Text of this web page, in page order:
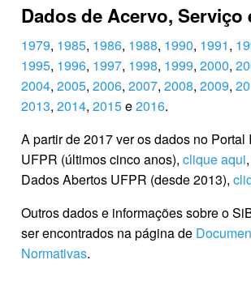
Dados de Acervo, Serviço
1979, 1985, 1986, 1988, 1990, 1991,
1995, 1996, 1997, 1998, 1999, 2000,
2004, 2005, 2006, 2007, 2008, 2009,
2013, 2014, 2015e2016.
A partir de 2017 ver os dados no Portal
UFPR (últimos cinco anos), clique aqui
Dados Abertos UFPR (desde 2013),
Outros dados e informações sobre o
ser encontrados na página de
Normativas.